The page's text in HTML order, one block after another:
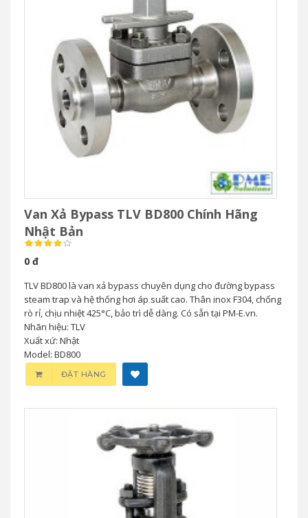
Van Xả Bypass TLV BD800 Chính Hãng
Nhật Bản
0 đ
TLV BD800 là van xả bypass chuyên dụng cho đường bypass
steam trap và hệ thống hơi áp suất cao. Thân inox F304, chống
rò rỉ, chịu nhiệt 425°C, bảo trì dễ dàng. Có sẵn tại PM-E.vn.
Nhãn hiệu: TLV
Xuất xứ: Nhật
Model: BD800
ĐẶT HÀNG